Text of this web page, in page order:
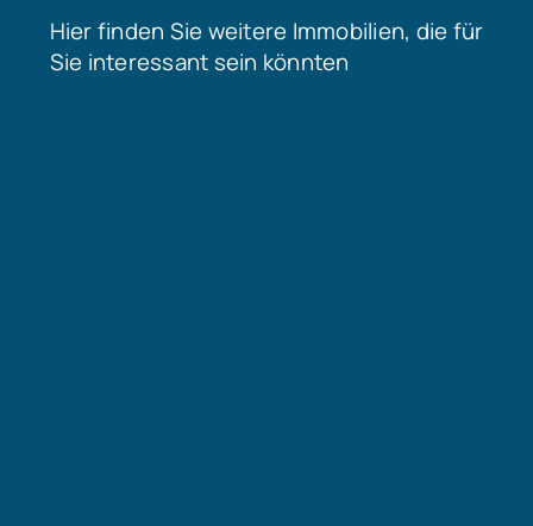
Hier finden Sie weitere Immobilien, die für
Sie interessant sein könnten